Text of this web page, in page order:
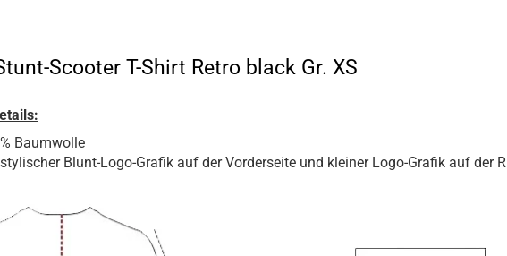
Scooter T-Shirt Retro black Gr. XS
Baumwolle
Blunt-Logo-Grafik auf der Vorderseite und kleiner Logo-Grafik auf der